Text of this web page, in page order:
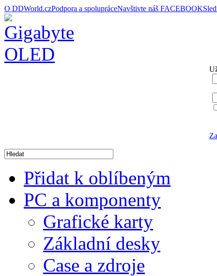
O DDWorld.czPodpora a spolupráceNavštivte náš FACEBOOK
Přidat k oblíbeným
PC a komponenty
Grafické karty
Základní desky
Case a zdroje